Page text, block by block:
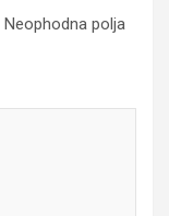
Neophodna polja